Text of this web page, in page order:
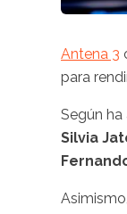
Antena 3
para
Según
Silvia